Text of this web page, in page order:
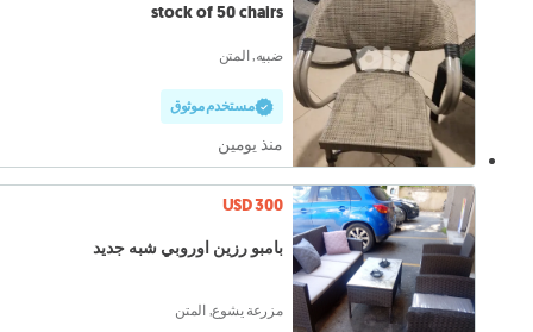
stock of 50 chairs
ضبيه, المتن
مستخدم موثوق
منذ يومين
USD 300
بامبو رزين اوروبي شبه جديد
مزرعة يشوع, المتن